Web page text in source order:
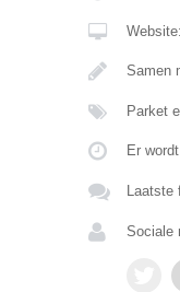
Website:
Samen
Parket
Er
Laatste
Sociale